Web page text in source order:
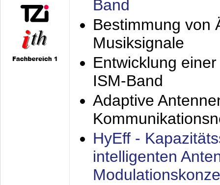
Band
Bestimmung von
Musiksignale
Entwicklung
ISM-Band
Adaptive
HyEff -
intelligenten